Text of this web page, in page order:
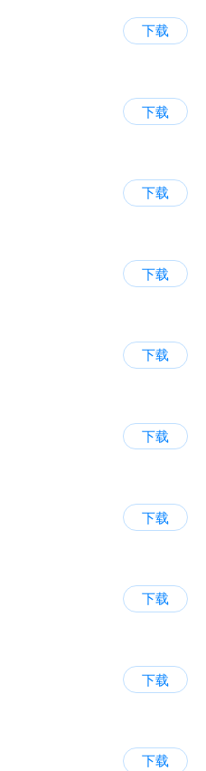
下载
下载
下载
下载
下载
下载
下载
下载
下载
下载